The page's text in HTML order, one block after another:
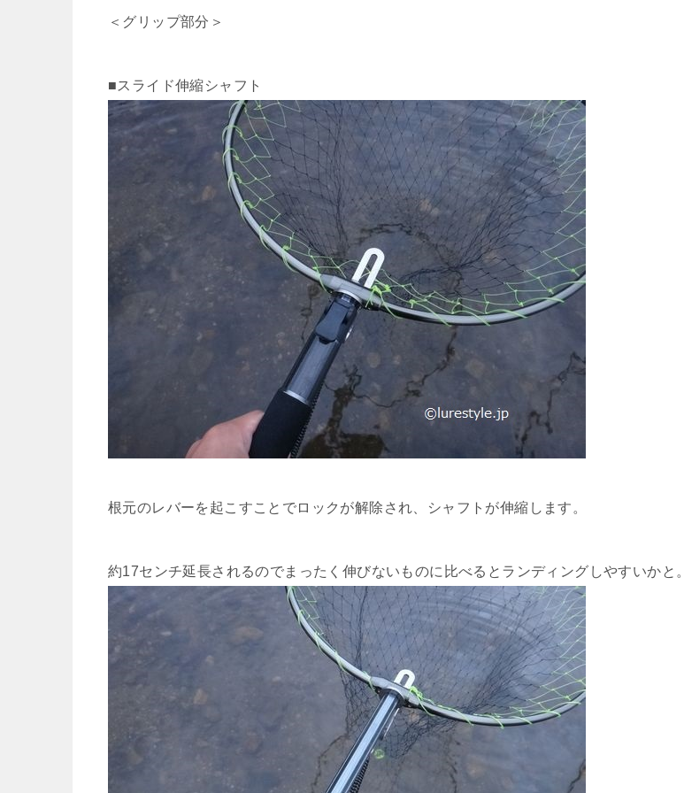
＜グリップ部分＞
■スライド伸縮シャフト
根元のレバーを起こすことでロックが解除され、シャフトが伸縮します。
約17センチ延長されるのでまったく伸びないものに比べるとランディングしやすいかと。